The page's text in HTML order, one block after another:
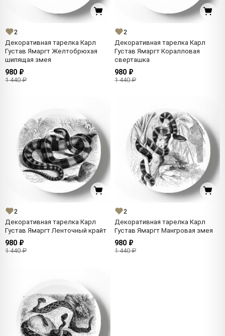
2
Декоративная тарелка Карл
Густав Ямаргт Желтобрюхая
шипящая змея
980 ₽
1 440 ₽
2
Декоративная тарелка Карл
Густав Ямаргт Коралловая
сверташка
980 ₽
1 440 ₽
2
Декоративная тарелка Карл
Густав Ямаргт Ленточный крайт
980 ₽
1 440 ₽
2
Декоративная тарелка Карл
Густав Ямаргт Мангровая змея
980 ₽
1 440 ₽